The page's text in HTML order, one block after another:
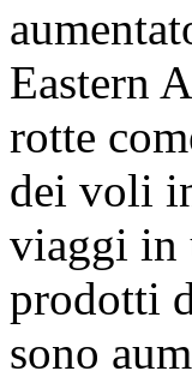
Eastern
rotte
dei voli
viaggi in
prodotti
sono